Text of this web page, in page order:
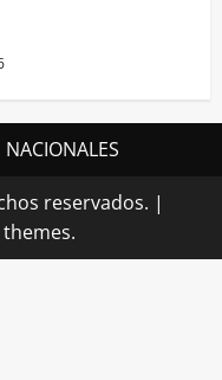
NACIONALES
reservados. |